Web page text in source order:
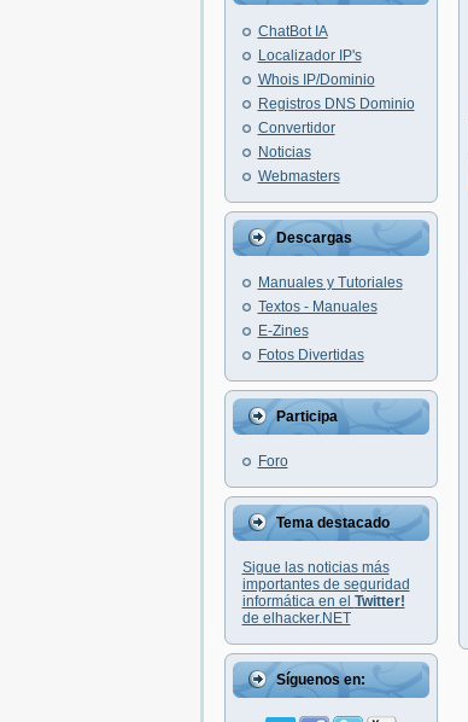
ChatBot IA
Localizador IP's
Whois IP/Dominio
Registros DNS Dominio
Convertidor
Noticias
Webmasters
Descargas
Manuales y Tutoriales
Textos - Manuales
E-Zines
Fotos Divertidas
Participa
Foro
Tema destacado
Sigue las noticias más
importantes de seguridad
informática en el Twitter!
de elhacker.NET
Síguenos en: